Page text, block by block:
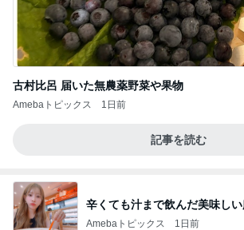
古村比呂 届いた無農薬野菜や果物
Amebaトピックス 1日前
記事を読む
辛くても汁まで飲んだ美味し
Amebaトピックス 1日前